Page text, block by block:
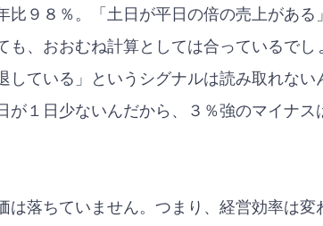
比９８％。「土日が平日の倍の売上がある
も、おおむね計算としては合っているでし
している」というシグナルは読み取れない
が１日少ないんだから、３％強のマイナス
は落ちていません。つまり、経営効率は変